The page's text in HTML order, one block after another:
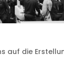
auf die